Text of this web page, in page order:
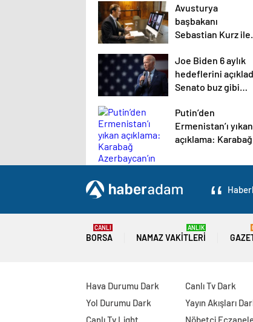
Avusturya
başbakanı
Sebastian Kurz ile
Joe Biden 6 aylık
hedeflerini
Senato buz gibi…
Putin’den
Ermenistan’ı yıkan
açıklama: Karabağ
ayrılmaz bir
BORSA
CANLI
NAMAZ VAKITLERI
ANLIK
Hava Durumu Dark
Yol Durumu Dark
Canlı Tv Light
Canlı Tv Dark
Yayın Akışları
Nöbetçi